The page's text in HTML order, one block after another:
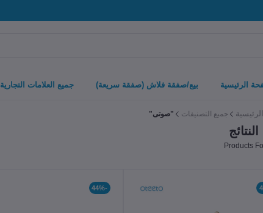
الرئيسية بيع/صفقة فلاش (صفقة سريعة) جميع العلامات التجارية
جميع التصنيفات "صوتى"
-44%